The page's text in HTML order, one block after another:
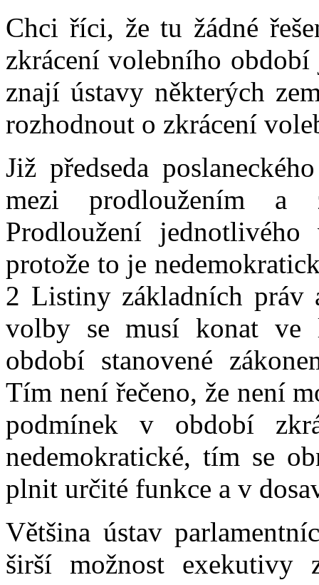
Chci říci, že tu žádné
zkrácení volebního
znají ústavy některých
rozhodnout o zkrácení
Již předseda
mezi prodloužením a
Prodloužení
protože to je
2 Listiny základních práv
volby se musí konat ve
období stanovené
Tím není řečeno, že není
podmínek v období
nedemokratické, tím se
plnit určité funkce a v
Většina ústav
širší možnost exekutivy